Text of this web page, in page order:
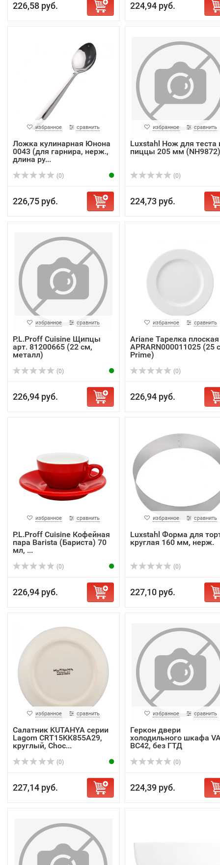
226,58 руб. 224,94 руб.
избранное сравнить
Ложка кулинарная Юнона
0043 (для гарнира, нерж.,
длина ру...
(0)
226,75 руб.
избранное сравнить
Luxstahl Нож для теста
пиццы 205 мм (NH9872)
(0)
224,73 руб.
избранное сравнить
P.L.Proff Cuisine Щипцы
арт. 81200665 (22 см,
металл)
(0)
226,94 руб.
избранное сравнить
Ariane Тарелка плоская
APRARN000011025 (25
Prime)
(0)
226,94 руб.
избранное сравнить
P.L.Proff Cuisine Кофейная
пара Barista (Бариста) 70
мл, ...
(0)
226,94 руб.
избранное сравнить
Luxstahl Форма для
круглая 160 мм, нерж.
(0)
227,10 руб.
избранное сравнить
Салатник KUTAHYA серии
Lagom CRT15KK855A29,
круглый, Choc...
(0)
227,14 руб.
избранное сравнить
Геркон двери
холодильного шкафа
BC42, без ГТД
(0)
224,39 руб.